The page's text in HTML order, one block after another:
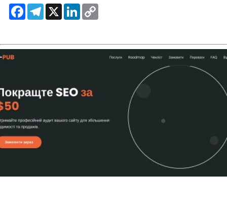
FacebookTelegram
X LinkedIn